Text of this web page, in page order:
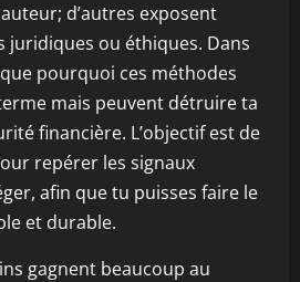
d’autres exposent
juridiques ou éthiques. Dans
pourquoi ces méthodes
mais peuvent détruire ta
financière. L’objectif est de
repérer les signaux
afin que tu puisses faire le
et durable.
gagnent beaucoup au